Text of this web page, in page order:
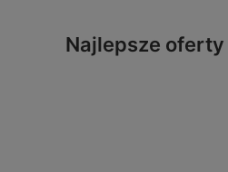
Najlepsze